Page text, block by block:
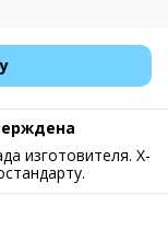
изготовителя. X-